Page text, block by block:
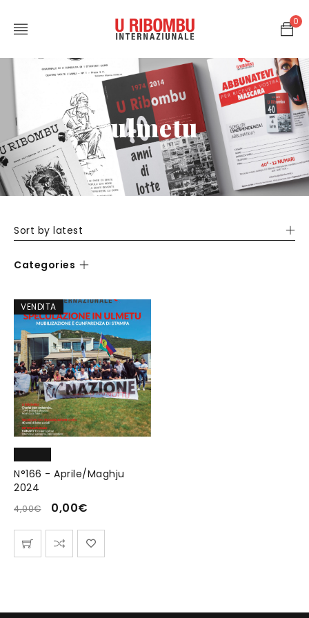
0
ulmetu
Sort by latest
Categories
VENDITA
N°166 - Aprile/Maghju
2024
4,00€ 0,00€